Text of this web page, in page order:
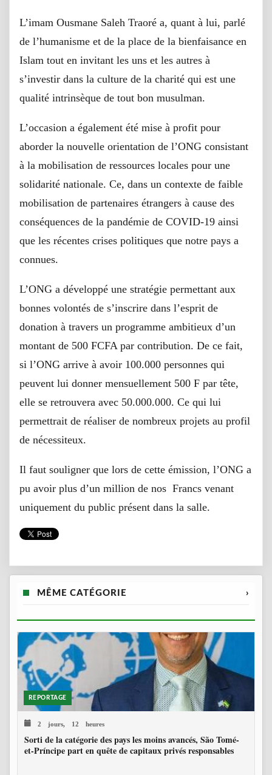
L’imam Ousmane Saleh Traoré a, quant à lui, parlé
de l’humanisme et de la place de la bienfaisance en
Islam tout en invitant les uns et les autres à
s’investir dans la culture de la charité qui est une
qualité intrinsèque de tout bon musulman.
L’occasion a également été mise à profit pour
aborder la nouvelle orientation de l’ONG consistant
à la mobilisation de ressources locales pour une
solidarité nationale. Ce, dans un contexte de faible
mobilisation de partenaires étrangers à cause des
conséquences de la pandémie de COVID-19 ainsi
que les récentes crises politiques que notre pays a
connues.
L’ONG a développé une stratégie permettant aux
bonnes volontés de s’inscrire dans l’esprit de
donation à travers un programme ambitieux d’un
montant de 500 FCFA par contribution. De ce fait,
si l’ONG arrive à avoir 100.000 personnes qui
peuvent lui donner mensuellement 500 F par tête,
elle se retrouvera avec 50.000.000. Ce qui lui
permettrait de réaliser de nombreux projets au profil
de nécessiteux.
Il faut souligner que lors de cette émission, l’ONG a
pu avoir plus d’un million de nos Francs venant
uniquement du public présent dans la salle.
MÊME CATÉGORIE ›
REPORTAGE
2 jours, 12 heures
Sorti de la catégorie des pays les moins avancés, São Tomé-
et-Príncipe part en quête de capitaux privés responsables